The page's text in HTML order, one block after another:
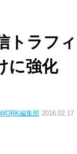
トラフ
に強化
編集部 2016.02.17